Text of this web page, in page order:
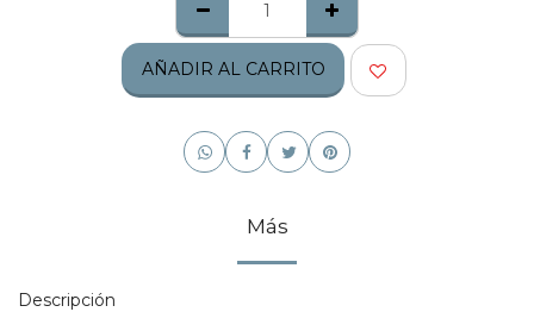
AÑADIR AL CARRITO
Más
Descripción